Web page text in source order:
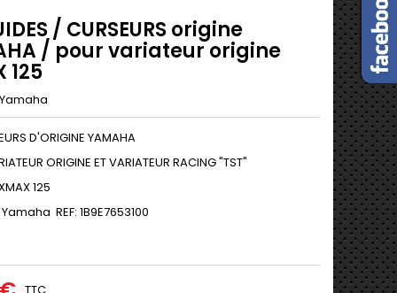
/ CURSEURS origine
/ pour variateur origine
125
Yamaha
D'ORIGINE YAMAHA
ORIGINE ET VARIATEUR RACING "TST"
125
Yamaha REF: 1B9E7653100